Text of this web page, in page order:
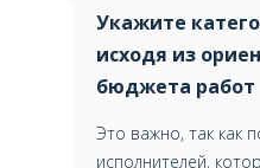
Укажите
исходя из
бюджета работ
Это важно, так как
исполнителей,